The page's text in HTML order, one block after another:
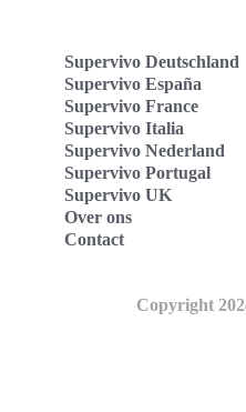
Supervivo Deutschland
Supervivo España
Supervivo France
Supervivo Italia
Supervivo Nederland
Supervivo Portugal
Supervivo UK
Over ons
Contact
Copyright